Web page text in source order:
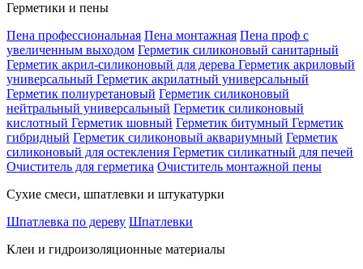
Герметики и пены
Пена профессиональная Пена монтажная Пена проф с
увеличенным выходом Герметик силиконовый санитарный
Герметик акрил-силиконовый для дерева Герметик акриловый
универсальный Герметик акрилатный универсальный
Герметик полиуретановый Герметик силиконовый
нейтральный универсальный Герметик силиконовый
кислотный Герметик шовный Герметик битумный Герметик
гибридный Герметик силиконовый аквариумный Герметик
силиконовый для остекления Герметик силикатный для печей
Очиститель для герметика Очиститель монтажной пены
Сухие смеси, шпатлевки и штукатурки
Шпатлевка по дереву Шпатлевки
Клеи и гидроизоляционные материалы